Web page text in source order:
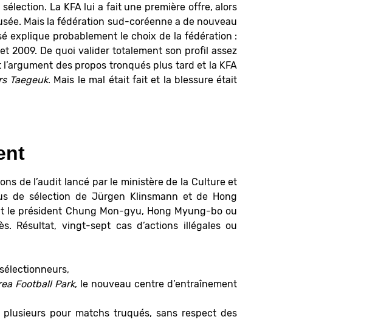
La KFA lui a fait une première offre, alors
Mais la fédération sud-coréenne a de nouveau
explique probablement le choix de la fédération :
2009. De quoi valider totalement son profil assez
des propos tronqués plus tard et la KFA
Taegeuk. Mais le mal était fait et la blessure était
de l’audit lancé par le ministère de la Culture et
de sélection de Jürgen Klinsmann et de Hong
le président Chung Mon-gyu, Hong Myung-bo ou
Résultat, vingt-sept cas d’actions illégales ou
Football Park, le nouveau centre d’entraînement
pour matchs truqués, sans respect des